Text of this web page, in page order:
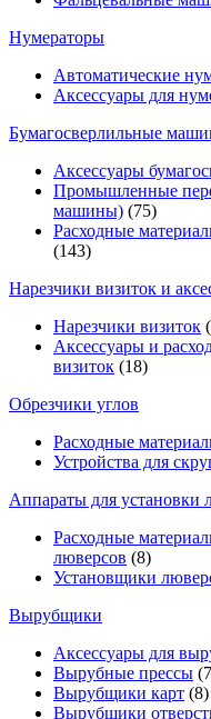
Нумераторы
Автоматические
Аксессуары для
Бумагосверлильные
Аксессуары
Промышленные
машины) (75)
Расходные
(143)
Нарезчики визиток и
Нарезчики визиток
Аксессуары и
визиток (18)
Обрезчики углов
Расходные
Устройства для
Аппараты для установки
Расходные
люверсов (8)
Установщики
Вырубщики
Аксессуары для
Вырубные прессы
Вырубщики карт (8)
Вырубщики